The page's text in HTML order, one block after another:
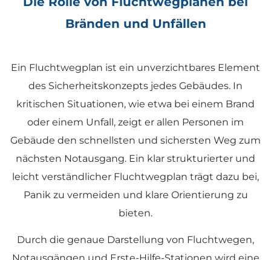
Bränden und Unfällen
Ein Fluchtwegplan ist ein unverzichtbares Element
des Sicherheitskonzepts jedes Gebäudes. In
kritischen Situationen, wie etwa bei einem Brand
oder einem Unfall, zeigt er allen Personen im
Gebäude den schnellsten und sichersten Weg zum
nächsten Notausgang. Ein klar strukturierter und
leicht verständlicher Fluchtwegplan trägt dazu bei,
Panik zu vermeiden und klare Orientierung zu
bieten.
Durch die genaue Darstellung von Fluchtwegen,